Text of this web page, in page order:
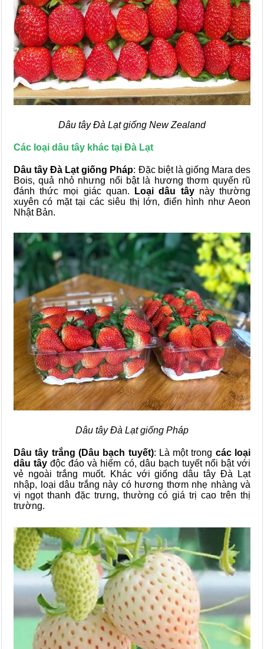
Dâu tây Đà Lạt giống New Zealand
Các loại dâu tây khác tại Đà Lạt
Dâu tây Đà Lạt giống Pháp: Đặc biệt là giống Mara des
Bois, quả nhỏ nhưng nổi bật là hương thơm quyến rũ
đánh thức mọi giác quan.
Loại dâu tâynày thường
xuyên có mặt tại các siêu thị lớn, điển hình như Aeon
Nhật Bản.
Dâu tây Đà Lạt giống Pháp
Dâu tây trắng (Dâu bạch tuyết): Là một trong các loại
dâu tây độc đáo và hiếm có, dâu bạch tuyết nổi bật với
vẻ ngoài trắng muốt. Khác với giống dâu tây Đà Lạt
nhập, loại dâu trắng này có hương thơm nhẹ nhàng và
vị ngọt thanh đặc trưng, thường có giá trị cao trên thị
trường.